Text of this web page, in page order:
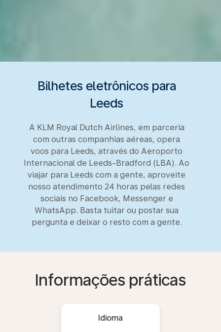
Bilhetes eletrônicos para
Leeds
A KLM Royal Dutch Airlines, em parceria
com outras companhias aéreas, opera
voos para Leeds, através do Aeroporto
Internacional de Leeds-Bradford (LBA). Ao
viajar para Leeds com a gente, aproveite
nosso atendimento 24 horas pelas redes
sociais no Facebook, Messenger e
WhatsApp. Basta tuitar ou postar sua
pergunta e deixar o resto com a gente.
Informações práticas
Idioma